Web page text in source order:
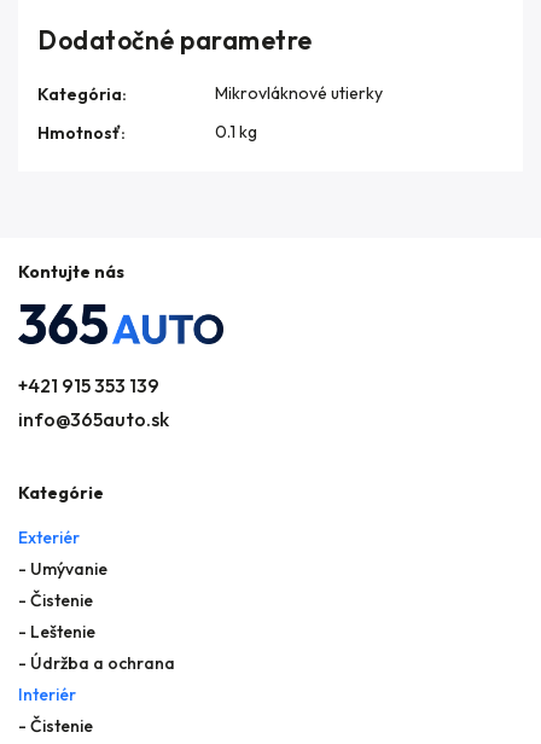
Dodatočné parametre
Kategória:
Mikrovláknové utierky
Hmotnosť: 0.1 kg
Kontujte nás
+421 915 353 139
info@365auto.sk
Kategórie
Exteriér
- Umývanie
- Čistenie
- Leštenie
- Údržba a ochrana
Interiér
- Čistenie